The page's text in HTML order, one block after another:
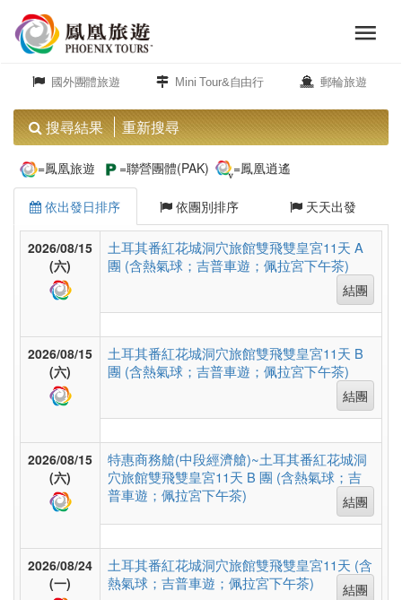
menu
國外團體旅遊 Mini Tour&自由行 郵輪旅遊
旅
道
close
歐
洲
美
島
嶼.
搜尋結果 重新搜尋
=鳳凰旅遊 =聯營團體(PAK) =鳳凰逍遙
依出發日排序 依團別排序 天天出發
2026/08/15
(六)
土耳其番紅花城洞穴旅館雙飛雙皇宮11天 A
團 (含熱氣球；吉普車遊；佩拉宮下午茶)
結團
2026/08/15
(六)
土耳其番紅花城洞穴旅館雙飛雙皇宮11天 B
團 (含熱氣球；吉普車遊；佩拉宮下午茶)
結團
2026/08/15
(六)
特惠商務艙(中段經濟艙)~土耳其番紅花城洞
穴旅館雙飛雙皇宮11天 B 團 (含熱氣球；吉
普車遊；佩拉宮下午茶)
結團
2026/08/24
(一)
土耳其番紅花城洞穴旅館雙飛雙皇宮11天 (含
熱氣球；吉普車遊；佩拉宮下午茶)
結團